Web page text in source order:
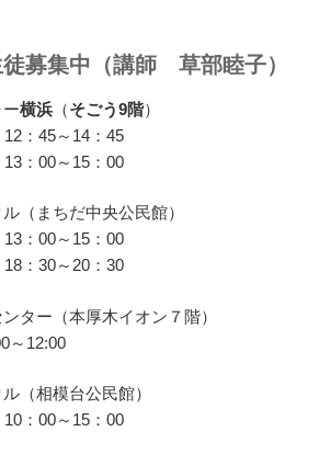
募集中（講師 草部睦子）
横浜 （そごう9階）
：45～14：45
：00～15：00
（まちだ中央公民館）
：00～15：00
：30～20：30
ター（本厚木イオン７階）
～12:00
（相模台公民館）
：00～15：00